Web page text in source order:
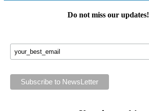
Do not miss our updates!